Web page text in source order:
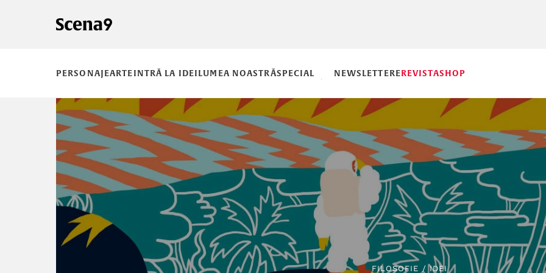
PERSONAJEARTEINTRĂ LA IDEILUMEA NOASTRĂSPECIAL NEWSLETTEREREVISTASHOP
FILOSOFIE /IDEI